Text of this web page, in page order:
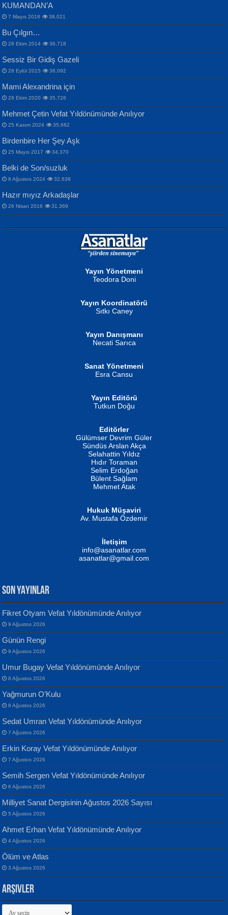
İPEK ACAR SERT
Gazze’nin Şecaati, Ümmetin İmtihanı...
MAHMUT GÜRBÜZ
İbrahim Olmak ve Bitirebilmek...
NURAN KÖSE BAYDAR
İSMAİL OKUTAN
Erkeklerin Kahrolması Ne Demektir
MUSTAFA KELOĞLU
Yarına İz Bırakmak...
ATİLLA ÖZEN
Sultan Olmadan Önce Eyüp...
EKREM KARABABA
Selahattin Yıldız
İdrakimle Üşürken...
Songül Özel
Mahzen...
Ben Deniz Değilim ki...
Evvel Zaman Tanrıçası...
Yılmaz Ekinci
Geceye Söylenen...
Banu Sancak
Defterimden İçeri...
İsmail Aydos
İnkisar...
ERDEM BAYAZIT
Sana, Bana, Vatanıma, Ülkemin
İnsanlarına Dair...
NAZIM HİKMET RAN
Bir Cezaevinde, Tecritteki Adamın
Mektupları...
KUMANDAN’A
7 Mayıs 2018 38,021
Bu Çılgın…
28 Ekim 2014 36,718
Sessiz Bir Gidiş Gazeli
28 Eylül 2015 36,092
Mami Alexandrina için
28 Ekim 2020 35,726
Mehmet Çetin Vefat Yıldönümünde Anılıyor
25 Kasım 2024 35,682
Birdenbire Her Şey Aşk
25 Mayıs 2017 34,370
Belki de Son/suzluk
8 Ağustos 2024 32,638
Hazır mıyız Arkadaşlar
26 Nisan 2016 31,369
Yayın Yönetmeni
Teodora Doni
Yayın Koordinatörü
Sıtkı Caney
Yayın Danışmanı
Necati Sarıca
Sanat Yönetmeni
Esra Cansu
Yayın Editörü
Tutkun Doğu
Editörler
Gülümser Devrim Güler
Sündüs Arslan Akça
Selahattin Yıldız
Hıdır Toraman
Selim Erdoğan
Bülent Sağlam
Mehmet Atak
Hukuk Müşaviri
Av. Mustafa Özdemir
İletişim
info@asanatlar.com
asanatlar@gmail.com
SON YAYINLAR
Fikret Otyam Vefat Yıldönümünde Anılıyor
9 Ağustos 2026
Günün Rengi
9 Ağustos 2026
Umur Bugay Vefat Yıldönümünde Anılıyor
8 Ağustos 2026
Yağmurun O’Kulu
8 Ağustos 2026
Sedat Umran Vefat Yıldönümünde Anılıyor
7 Ağustos 2026
Erkin Koray Vefat Yıldönümünde Anılıyor
7 Ağustos 2026
Semih Sergen Vefat Yıldönümünde Anılıyor
6 Ağustos 2026
Milliyet Sanat Dergisinin Ağustos 2026 Sayısı
5 Ağustos 2026
Ahmet Erhan Vefat Yıldönümünde Anılıyor
4 Ağustos 2026
Ölüm ve Atlas
3 Ağustos 2026
Arşivler
Arşivler